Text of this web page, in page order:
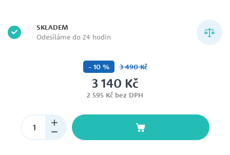
SKLADEM
Odesíláme do 24 hodin
- 10 % 3 490 Kč
3 140 Kč
2 595 Kč bez DPH